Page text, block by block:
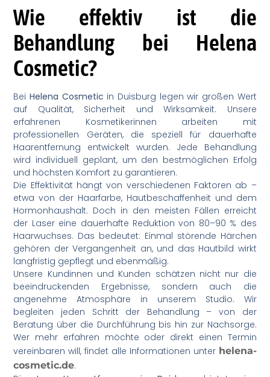
Wie effektiv ist die
Behandlung bei Helena
Cosmetic?
BeiHelena Cosmetic in Duisburg legen wir großen Wert
auf Qualität, Sicherheit und Wirksamkeit. Unsere
erfahrenen Kosmetikerinnen arbeiten mit
professionellen Geräten, die speziell für dauerhafte
Haarentfernung entwickelt wurden. Jede Behandlung
wird individuell geplant, um den bestmöglichen Erfolg
und höchsten Komfort zu garantieren.
Die Effektivität hängt von verschiedenen Faktoren ab –
etwa von der Haarfarbe, Hautbeschaffenheit und dem
Hormonhaushalt. Doch in den meisten Fällen erreicht
der Laser eine dauerhafte Reduktion von 80–90 % des
Haarwuchses. Das bedeutet: Einmal störende Härchen
gehören der Vergangenheit an, und das Hautbild wirkt
langfristig gepflegt und ebenmäßig.
Unsere Kundinnen und Kunden schätzen nicht nur die
beeindruckenden Ergebnisse, sondern auch die
angenehme Atmosphäre in unserem Studio. Wir
begleiten jeden Schritt der Behandlung – von der
Beratung über die Durchführung bis hin zur Nachsorge.
Wer mehr erfahren möchte oder direkt einen Termin
vereinbaren will, findet alle Informationen unter helena-
cosmetic.de.